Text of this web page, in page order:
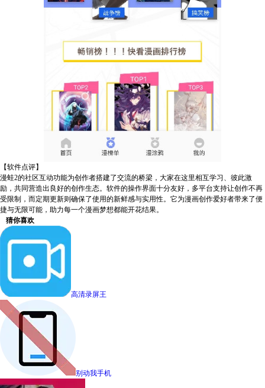
【软件点评】
漫蛙2的社区互动功能为创作者搭建了交流的桥梁，大家在这里相互学习、彼此激
励，共同营造出良好的创作生态。软件的操作界面十分友好，多平台支持让创作不再
受限制，而定期更新则确保了使用的新鲜感与实用性。它为漫画创作爱好者带来了便
捷与无限可能，助力每一个漫画梦想都能开花结果。
猜你喜欢
高清录屏王
别动我手机